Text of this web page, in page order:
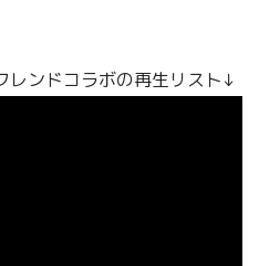
レンドコラボの再生リスト↓